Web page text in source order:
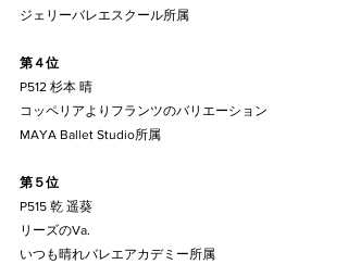
ジェリーバレエスクール所属
第４位
P512 杉本 晴
コッペリアよりフランツのバリエーション
MAYA Ballet Studio所属
第５位
P515 乾 遥葵
リーズのVa.
いつも晴れバレエアカデミー所属